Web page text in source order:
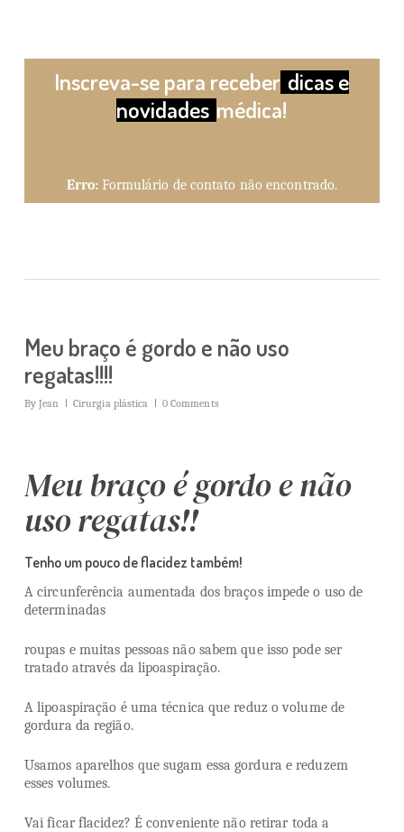
Inscreva-se para receber dicas e
novidades médica!
Erro: Formulário de contato não encontrado.
Meu braço é gordo e não uso
regatas!!!!
By Jean Cirurgia plástica 0 Comments
Meu braço é gordo e não
uso regatas!!
Tenho um pouco de flacidez também!
A circunferência aumentada dos braços impede o uso de
determinadas
roupas e muitas pessoas não sabem que isso pode ser
tratado através da lipoaspiração.
A lipoaspiração é uma técnica que reduz o volume de
gordura da região.
Usamos aparelhos que sugam essa gordura e reduzem
esses volumes.
Vai ficar flacidez? É conveniente não retirar toda a